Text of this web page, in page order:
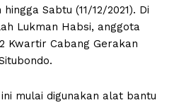
Sabtu (11/12/2021). Di
Lukman Habsi, anggota
Kwartir Cabang Gerakan
mulai digunakan alat bantu